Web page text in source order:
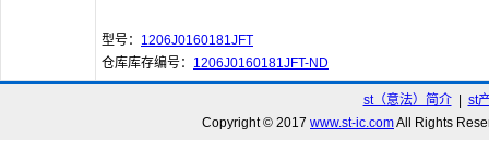
型号： 1206J0160181JFT
仓库库存编号： 1206J0160181JFT-ND
st（意法）简介| st
Copyright © 2017 www.st-ic.comAll Rights